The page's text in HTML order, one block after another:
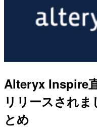
Alteryx Inspire
リリースされ
とめ